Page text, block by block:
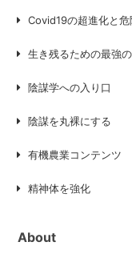
Covid19の超進化と危
生き残るための最強
陰謀学への入り口
陰謀を丸裸にする
有機農業コンテンツ
精神体を強化
About